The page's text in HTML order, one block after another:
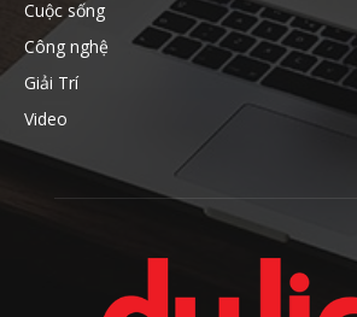
Cuộc sống
Công nghệ
Giải Trí
Video